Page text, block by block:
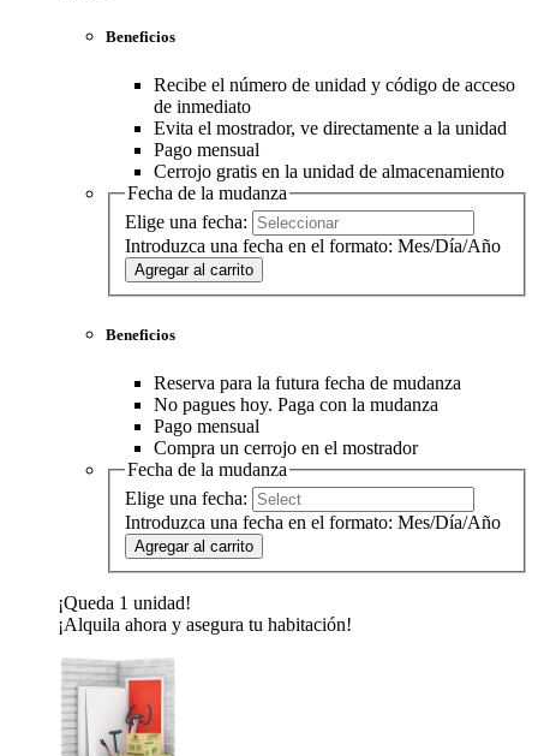
Beneficios
Recibe el número de unidad y código de acceso
de inmediato
Evita el mostrador, ve directamente a la unidad
Pago mensual
Cerrojo gratis en la unidad de almacenamiento
Fecha de la mudanza
Elige una fecha:
Introduzca una fecha en el formato: Mes/Día/Año
Agregar al carrito
Beneficios
Reserva para la futura fecha de mudanza
No pagues hoy. Paga con la mudanza
Pago mensual
Compra un cerrojo en el mostrador
Fecha de la mudanza
Elige una fecha:
Introduzca una fecha en el formato: Mes/Día/Año
Agregar al carrito
¡Queda 1 unidad!
¡Alquila ahora y asegura tu habitación!